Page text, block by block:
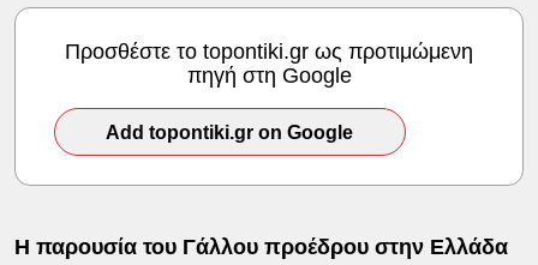
Προσθέστε το topontiki.gr ως προτιμώμενη
πηγή στη Google
Add topontiki.gr on Google
Η παρουσία του Γάλλου προέδρου στην Ελλάδα